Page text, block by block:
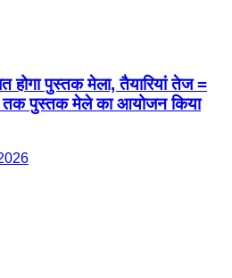
पुस्तक मेला, तैयारियां तेज =
तक पुस्तक मेले का आयोजन किया